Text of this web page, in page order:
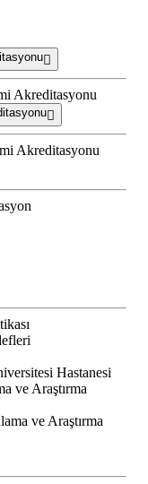
Akreditasyonu
Akreditasyonu
Hastanesi
ve Araştırma
ve Araştırma